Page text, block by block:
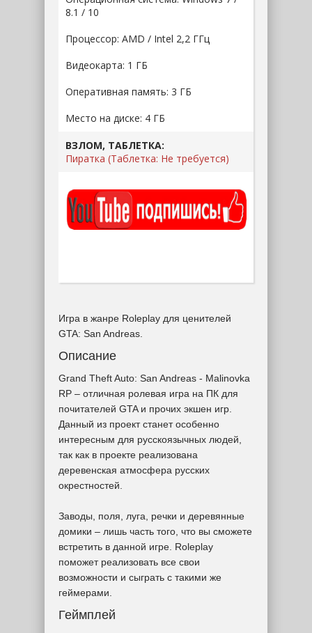
8.1 / 10
Процессор: AMD / Intel 2,2 ГГц
Видеокарта: 1 ГБ
Оперативная память: 3 ГБ
Место на диске: 4 ГБ
ВЗЛОМ, ТАБЛЕТКА:
Пиратка (Таблетка: Не требуется)
Игра в жанре Roleplay для ценителей
GTA: San Andreas.
Описание
Grand Theft Auto: San Andreas - Malinovka
RP – отличная ролевая игра на ПК для
почитателей GTA и прочих экшен игр.
Данный из проект станет особенно
интересным для русскоязычных людей,
так как в проекте реализована
деревенская атмосфера русских
окрестностей.
Заводы, поля, луга, речки и деревянные
домики – лишь часть того, что вы сможете
встретить в данной игре. Roleplay
поможет реализовать все свои
возможности и сыграть с такими же
геймерами.
Геймплей